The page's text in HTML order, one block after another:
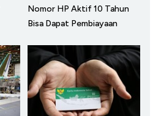
Nomor HP Aktif 10 Tahun
Bisa Dapat Pembiayaan